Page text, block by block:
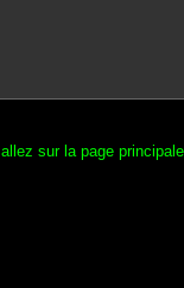
allez sur la page principale